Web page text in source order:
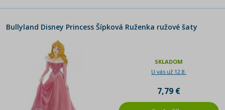
Bullyland Disney Princess Šípková Ruženka ružové šaty
SKLADOM
U vás už 12.8.
7,79 €